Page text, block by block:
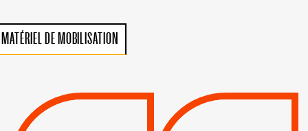
MATÉRIEL DE MOBILISATION
VIOLATIONS DES